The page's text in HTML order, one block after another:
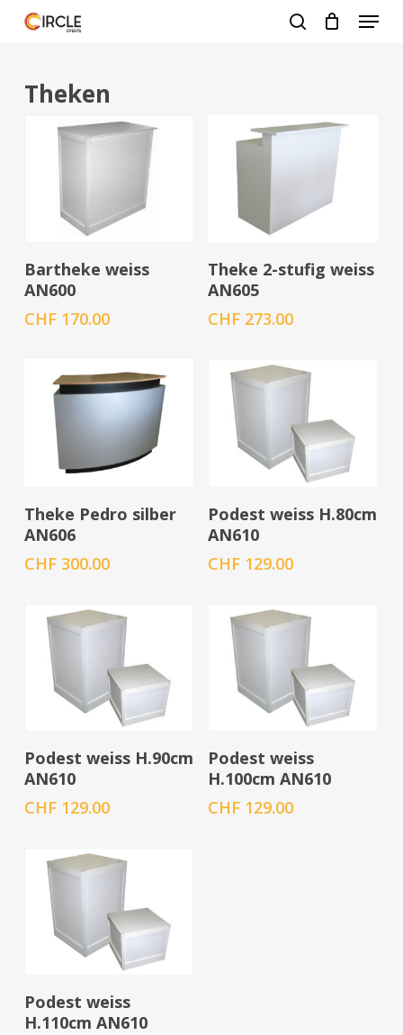
Zum
Hauptinhalt
Menü
Theken
In den Warenkorb
Bartheke weiss
AN600
CHF170.00
In den Warenkorb
Theke 2-stufig weiss
AN605
CHF 273.00
In den Warenkorb
Theke Pedro silber
AN606
CHF300.00
In den Warenkorb
Podest weiss H.80cm
AN610
CHF 129.00
In den Warenkorb
Podest weiss H.90cm
AN610
CHF129.00
In den Warenkorb
Podest weiss
H.100cm AN610
CHF 129.00
In den Warenkorb
Podest weiss
H.110cm AN610